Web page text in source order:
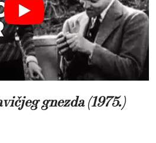
gnezda (1975.)